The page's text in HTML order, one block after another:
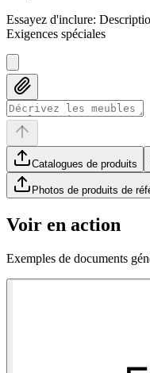
Essayez d'inclure:
Exigences spéciales
Catalogues de produits
Photos de produits de
Voir en action
Exemples de documents